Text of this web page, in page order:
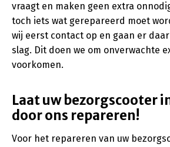
vraagt en maken geen extra
toch iets wat gerepareerd moet
wij eerst contact op en gaan er
slag. Dit doen we om onverwachte
voorkomen.
Laat uw bezorgscooter
door ons repareren!
Voor het repareren van uw